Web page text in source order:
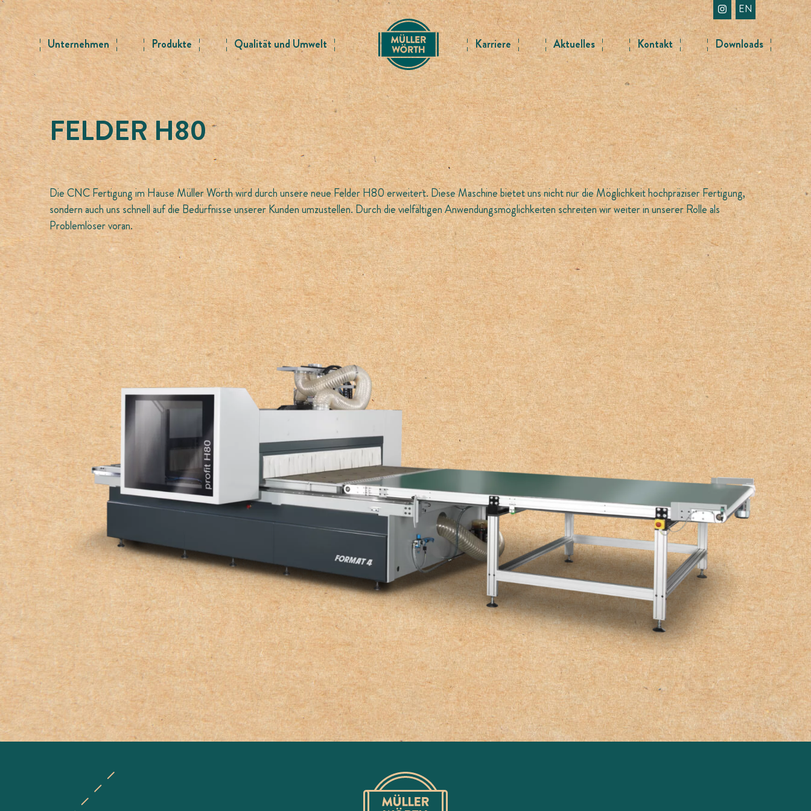
Skip
to
content
EN
Unternehmen Produkte Qualität und Umwelt Karriere Aktuelles Kontakt Downloads
FELDER H80
Die CNC Fertigung im Hause Müller Wörth wird durch unsere neue Felder H80 erweitert. Diese Maschine bietet uns nicht nur die Möglichkeit hochpräziser Fertigung,
sondern auch uns schnell auf die Bedürfnisse unserer Kunden umzustellen. Durch die vielfältigen Anwendungsmöglichkeiten schreiten wir weiter in unserer Rolle als
Problemlöser voran.